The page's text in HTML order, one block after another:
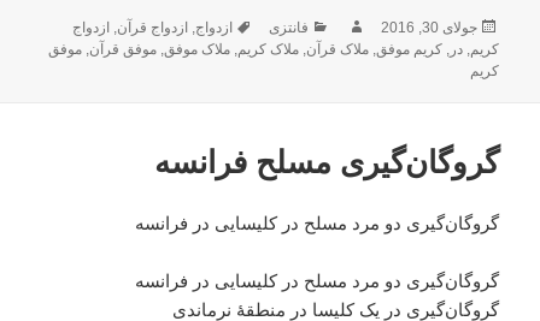
ارسال
شده
در
جولای 30, 2016 نویسندهدسته‌ها
فانتزی برچسب‌ها
ازدواج, ازدواج قرآن, ازدواج
کریم,در,کریم موفق,ملاک قرآن,ملاک کریم,ملاک موفق,موفق قرآن,موفق
کریم
گروگان‌گیری مسلح فرانسه
گروگان‌گیری دو مرد مسلح در کلیسایی در فرانسه
گروگان‌گیری دو مرد مسلح در کلیسایی در فرانسه
گروگان‌گیری در یک کلیسا در منطقۀ نرماندی